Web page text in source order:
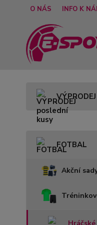
O NÁS INFO K
FOTBAL
Akční